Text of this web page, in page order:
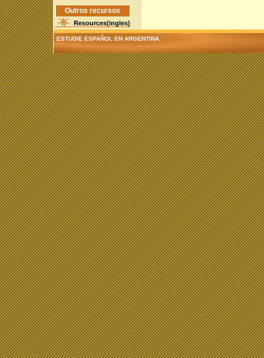
Outros recursos
Resources(ingles)
ESTUDIE ESPAÑOL EN ARGENTINA